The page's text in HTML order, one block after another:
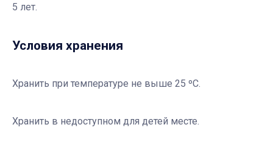
5 лет.
Условия хранения
Хранить при температуре не выше 25 ºС.
Хранить в недоступном для детей месте.